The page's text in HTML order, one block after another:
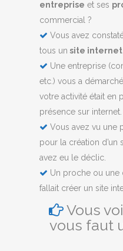
entreprise et ses
commercial ?
Vous avez
tous un site internet
Une entreprise
etc.) vous a
votre activité était en
présence sur internet.
Vous avez vu une
pour la création d’un
avez eu le déclic.
Un proche ou une
fallait créer un site
Vous
vous faut